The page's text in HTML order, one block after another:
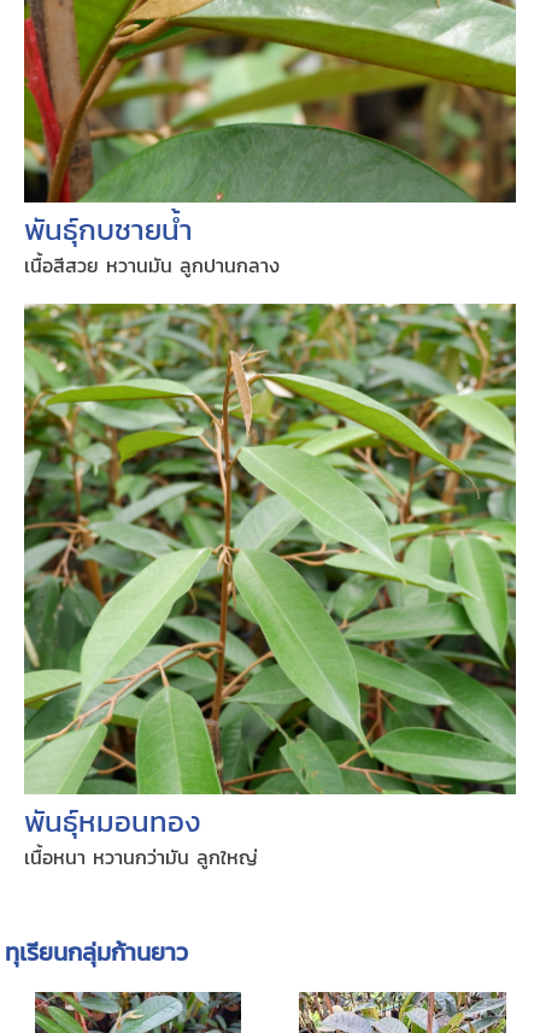
พันธุ์กบชายน้ำ
เนื้อสีสวย หวานมัน ลูกปานกลาง
พันธุ์หมอนทอง
เนื้อหนา หวานกว่ามัน ลูกใหญ่
ทุเรียนกลุ่มก้านยาว